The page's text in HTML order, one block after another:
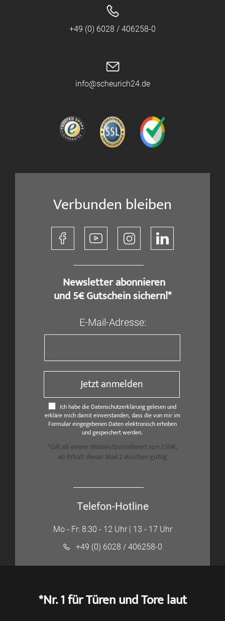
+49 (0) 6028 / 406258-0
info@scheurich24.de
Verbunden bleiben
​ Newsletter abonnieren
und 5€ Gutschein sichern!*
E-Mail-Adresse:
Jetzt anmelden
Ich habe die Datenschutzerklärung gelesen und
erkläre mich damit einverstanden, dass die von mir im
Formular eingegebenen Daten elektronisch erhoben
und gespeichert werden.
*Gilt ab einem Mindestbestellwert von 250€,
ab Erhalt dieser Mail 2 Wochen gültig
Telefon-Hotline
Mo - Fr: 8:30 - 12 Uhr | 13 - 17 Uhr
+49 (0) 6028 / 406258-0
*Nr. 1 für Türen und Tore laut